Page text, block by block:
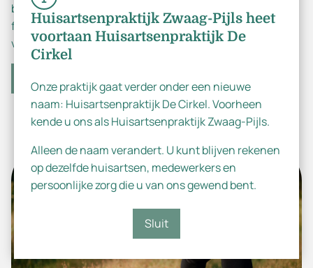
begeleiding van een leefstijlcoach, diëtist,
fysiotherapeut of oefentherapeut of een combinatie
van deze zorgverleners.
Dutch
Huisartsenpraktijk Zwaag-Pijls heet
voortaan Huisartsenpraktijk De
Cirkel
Onze praktijk gaat verder onder een nieuwe
naam: Huisartsenpraktijk De Cirkel. Voorheen
kende u ons als Huisartsenpraktijk Zwaag-Pijls.
Alleen de naam verandert. U kunt blijven rekenen
op dezelfde huisartsen, medewerkers en
persoonlijke zorg die u van ons gewend bent.
Sluit